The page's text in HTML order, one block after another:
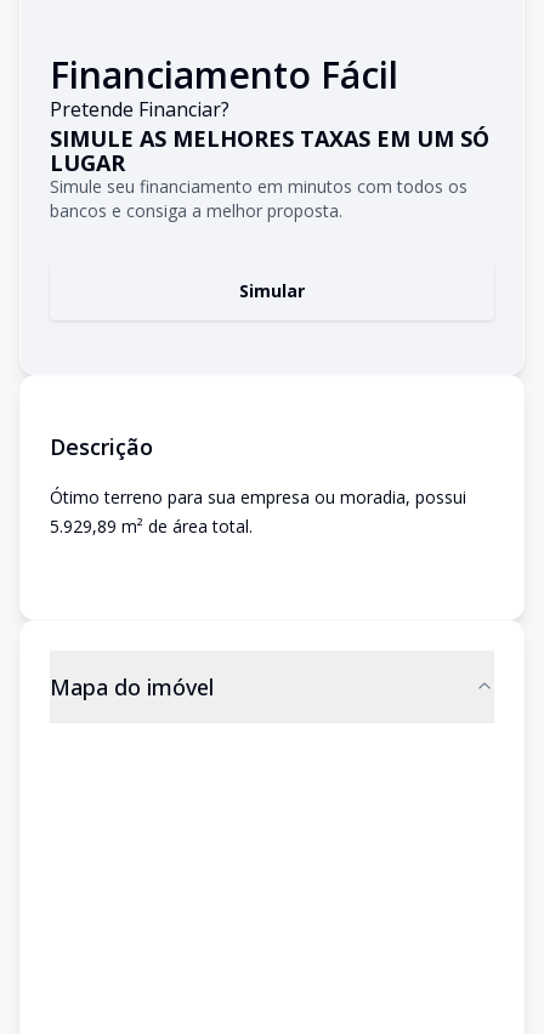
Financiamento Fácil
Pretende Financiar?
SIMULE AS MELHORES TAXAS EM UM SÓ
LUGAR
Simule seu financiamento em minutos com todos os
bancos e consiga a melhor proposta.
Simular
Descrição
Ótimo terreno para sua empresa ou moradia, possui
5.929,89 m² de área total.
Mapa do imóvel